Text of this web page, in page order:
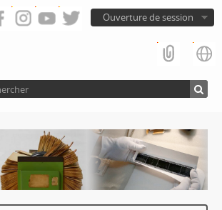
Ouverture de session